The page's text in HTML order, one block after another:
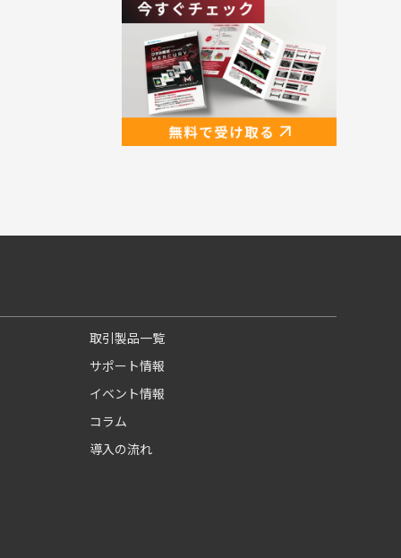
取引製品一覧
サポート情報
イベント情報
コラム
導入の流れ